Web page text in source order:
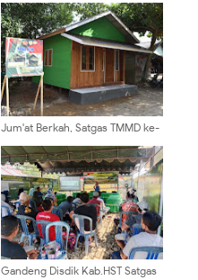
Jum'at Berkah, Satgas TMMD ke-
RTLH Seratus Persen
Gandeng Disdik Kab.HST Satgas